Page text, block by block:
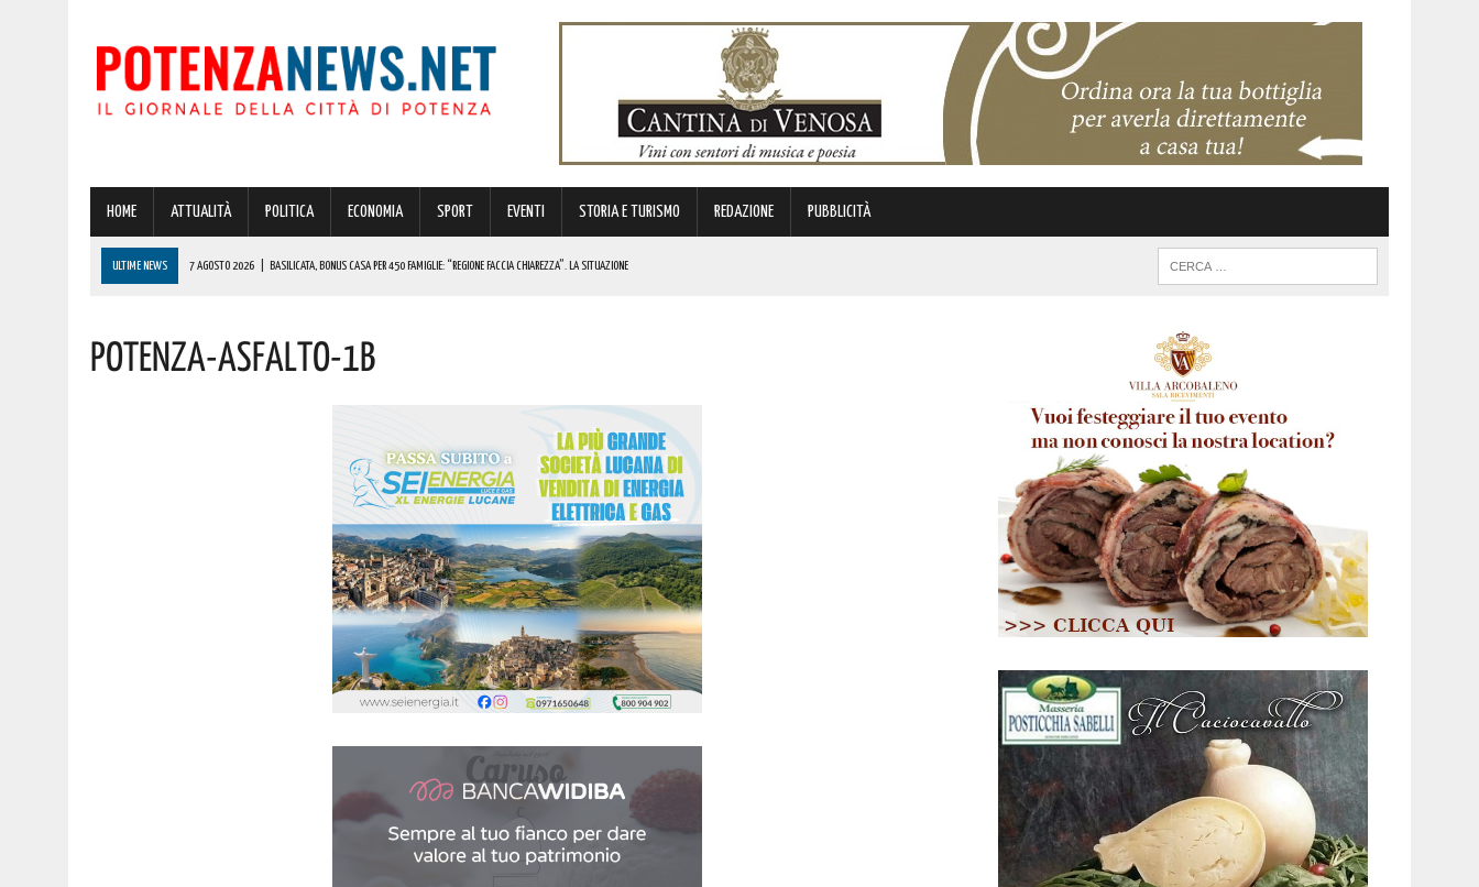
HOME ATTUALITÀ POLITICA ECONOMIA SPORT EVENTI STORIA E TURISMO REDAZIONE PUBBLICITÀ
ULTIME NEWS 7 AGOSTO 2026 BASILICATA, BONUS CASA PER 450 FAMIGLIE: “REGIONE FACCIA CHIAREZZA”. LA SITUAZIONE
7 AGOSTO 2026 | POTENZA E SAN CHIRICO RAPARO INSIEME PER DARE VITA ALLA RETE DEI “COMUNI LUCANI IN FIORE”. I DETTAGLI
Potenza-Asfalto-1b